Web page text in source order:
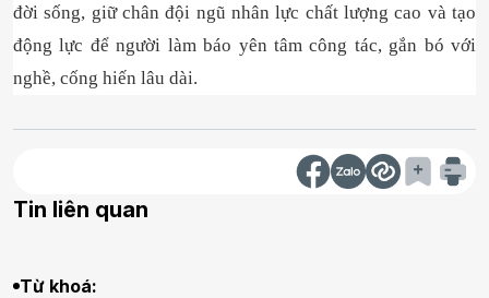
đời sống, giữ chân đội ngũ nhân lực chất lượng cao và tạo
động lực để người làm báo yên tâm công tác, gắn bó với
nghề, cống hiến lâu dài.
Tin liên quan
Từ khoá: